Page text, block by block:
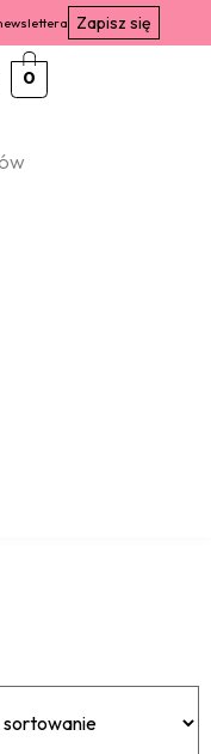
Zapisz się
0